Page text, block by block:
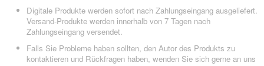
Digitale Produkte werden sofort nach Zahlungseingang ausgeliefert.
Versand-Produkte werden innerhalb von 7 Tagen nach
Zahlungseingang versendet.
Falls Sie Probleme haben sollten, den Autor des Produkts zu
kontaktieren und Rückfragen haben, wenden Sie sich gerne an uns